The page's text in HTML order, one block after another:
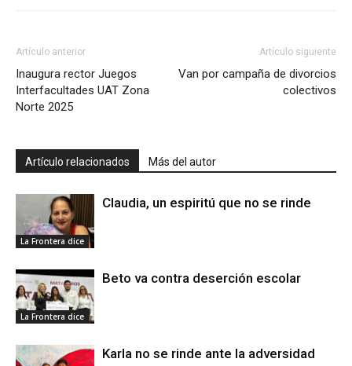
Artículo anterior
Inaugura rector Juegos
Interfacultades UAT Zona
Norte 2025
Artículo siguiente
Van por campaña de divorcios
colectivos
Artículo relacionados Más del autor
La Frontera dice
Claudia, un espiritú que no se rinde
La Frontera dice
Beto va contra deserción escolar
Karla no se rinde ante la adversidad